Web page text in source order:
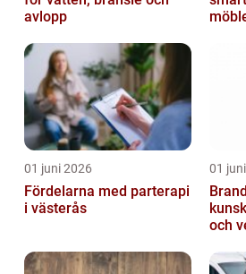
avlopp
01 juni 2026
Fördelarna med parterapi
i västerås
01
och